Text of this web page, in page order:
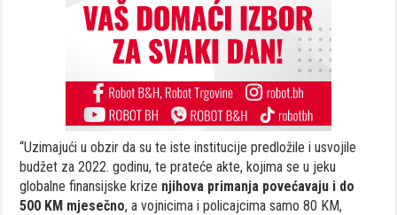
“Uzimajući u obzir da su te iste institucije predložile i usvojile
budžet za 2022. godinu, te prateće akte, kojima se u jeku
globalne finansijske krize njihova primanja povećavaju i do
500 KM mjesečno, a vojnicima i policajcima samo 80 KM,